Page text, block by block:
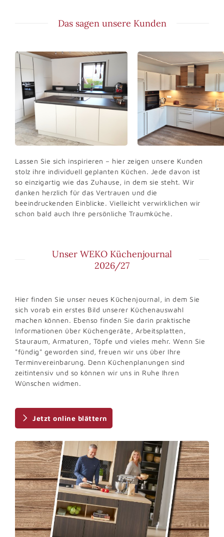
Das sagen unsere Kunden
L assen Sie sich inspirieren – hier zeigen unsere Kunden
stolz ihre individuell geplanten Küchen. Jede davon ist
so einzigartig wie das Zuhause, in dem sie steht. Wir
danken herzlich für das Vertrauen und die
beeindruckenden Einblicke. Vielleicht verwirklichen wir
schon bald auch Ihre persönliche Traumküche.
Unser WEKO Küchenjournal
2026/27
Hier finden Sie unser neues Küchenjournal, in dem Sie
sich vorab ein erstes Bild unserer Küchenauswahl
machen können. Ebenso finden Sie darin praktische
Informationen über Küchengeräte, Arbeitsplatten,
Stauraum, Armaturen, Töpfe und vieles mehr. Wenn Sie
"fündig" geworden sind, freuen wir uns über Ihre
Terminvereinbarung. Denn Küchenplanungen sind
zeitintensiv und so können wir uns in Ruhe Ihren
Wünschen widmen.
Jetzt online blättern